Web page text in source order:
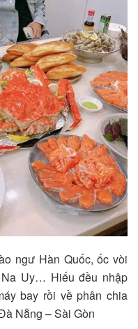
ngư Hàn Quốc, ốc vòi
Uy… Hiếu đều nhập
bay rồi về phân chia
Nẵng – Sài Gòn